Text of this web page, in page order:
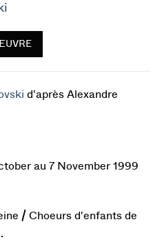
d'après Alexandre
au 7 November 1999
/ Choeurs d'enfants de